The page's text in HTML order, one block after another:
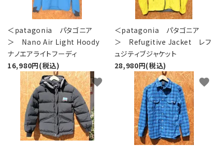
＜patagonia パタゴニア
＞ Nano Air Light Hoody
ナノエアライトフーディ
16,980円(税込)
＜patagonia パタゴニア
＞ Refugitive Jacket レフ
ュジティブジャケット
28,980円(税込)
favorite favorite